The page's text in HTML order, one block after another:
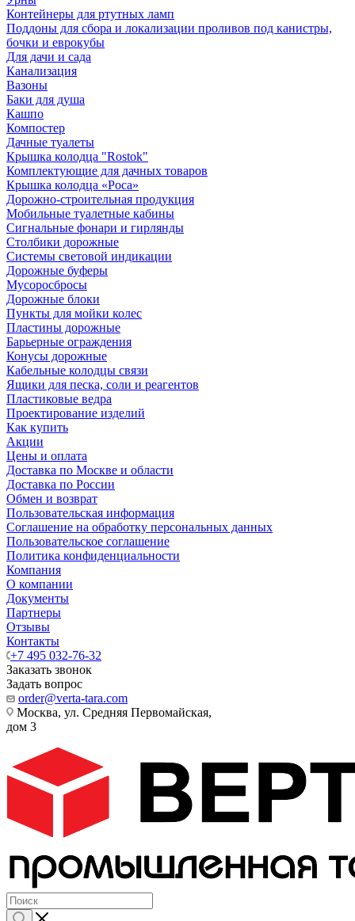
Контейнеры для ртутных ламп
Поддоны для сбора и локализации проливов под канистры,
бочки и еврокубы
Для дачи и сада
Канализация
Вазоны
Баки для душа
Кашпо
Компостер
Дачные туалеты
Крышка колодца "Rostok"
Комплектующие для дачных товаров
Крышка колодца «Роса»
Дорожно-строительная продукция
Мобильные туалетные кабины
Сигнальные фонари и гирлянды
Столбики дорожные
Системы световой индикации
Дорожные буферы
Мусоросбросы
Дорожные блоки
Пункты для мойки колес
Пластины дорожные
Барьерные ограждения
Конусы дорожные
Кабельные колодцы связи
Ящики для песка, соли и реагентов
Пластиковые ведра
Проектирование изделий
Как купить
Акции
Цены и оплата
Доставка по Москве и области
Доставка по России
Обмен и возврат
Пользовательская информация
Соглашение на обработку персональных данных
Пользовательское соглашение
Политика конфиденциальности
Компания
О компании
Документы
Партнеры
Отзывы
Контакты
+7 495 032-76-32
Заказать звонок
Задать вопрос
order@verta-tara.com
Москва, ул. Средняя Первомайская,
дом 3